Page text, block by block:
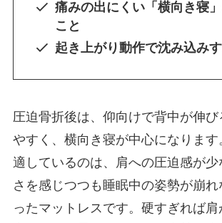
痛みの出にくい「横向き寝
こと
起き上がり動作で沈み込み
圧迫骨折後は、仰向けで背中が伸び
やすく、横向き寝が中心になります
適しているのは、肩への圧迫感が
さを感じつつも睡眠中の姿勢が崩
ったマットレスです。硬すぎれば肩